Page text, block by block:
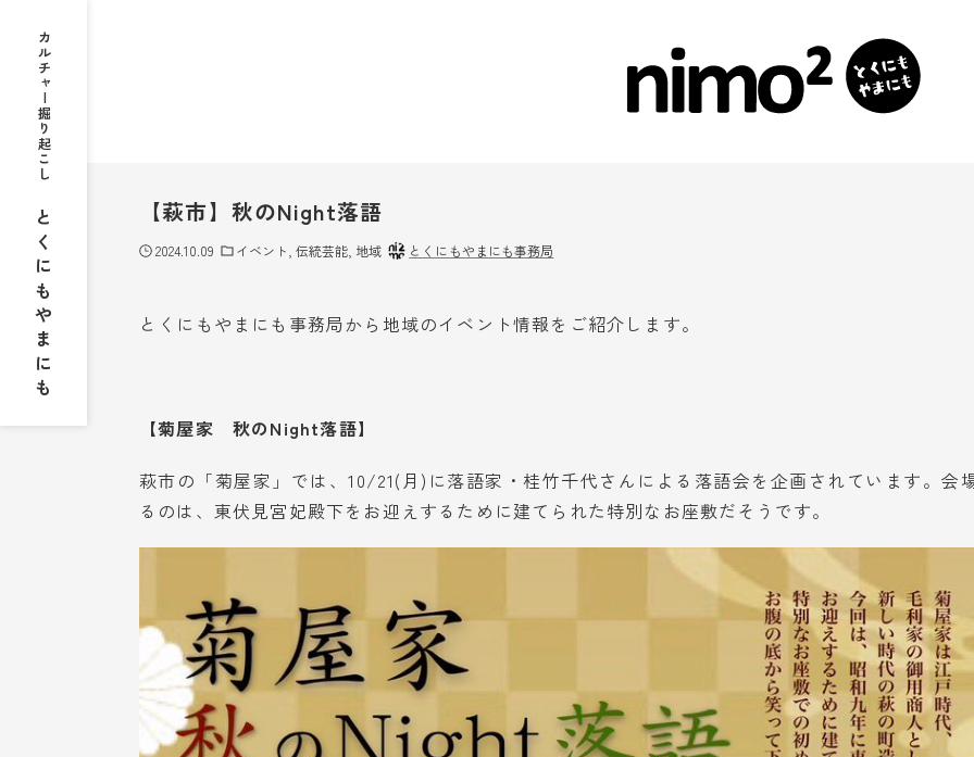
【萩市】秋のNight落語
2024.10.09 イベント 伝統芸能 地域 とくにもやまにも事務局
とくにもやまにも事務局から地域のイベント情報をご紹介します。
【菊屋家 秋のNight落語】
萩市の「菊屋家」では、10/21(月)に落語家・桂竹千代さんによる落語会を企画されています。会
るのは、東伏見宮妃殿下をお迎えするために建てられた特別なお座敷だそうです。
カルチャー掘り起こし
とくにもやまにも